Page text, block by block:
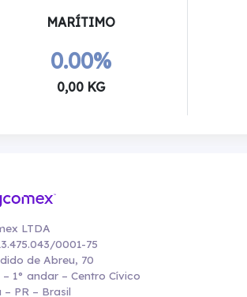
MARÍTIMO
0.00%
0,00 KG
LTDA
0001-75
de Abreu, 70
– 1° andar – Centro Cívico
– PR – Brasil